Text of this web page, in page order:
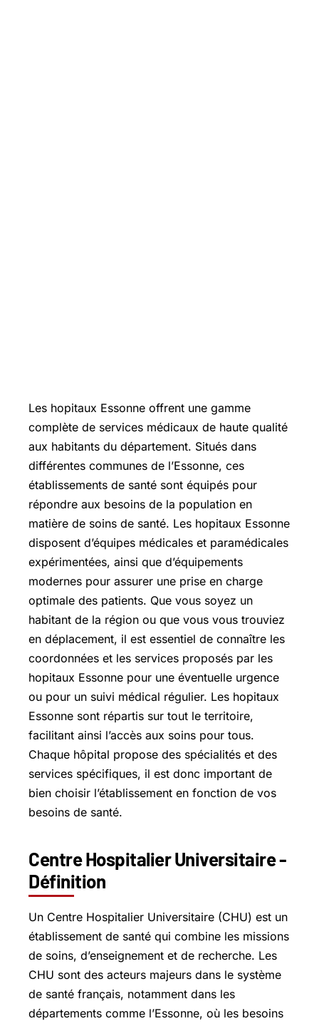
Les hopitaux Essonne offrent une gamme
complète de services médicaux de haute qualité
aux habitants du département. Situés dans
différentes communes de l’Essonne, ces
établissements de santé sont équipés pour
répondre aux besoins de la population en
matière de soins de santé. Les hopitaux Essonne
disposent d’équipes médicales et paramédicales
expérimentées, ainsi que d’équipements
modernes pour assurer une prise en charge
optimale des patients. Que vous soyez un
habitant de la région ou que vous vous trouviez
en déplacement, il est essentiel de connaître les
coordonnées et les services proposés par les
hopitaux Essonne pour une éventuelle urgence
ou pour un suivi médical régulier. Les hopitaux
Essonne sont répartis sur tout le territoire,
facilitant ainsi l’accès aux soins pour tous.
Chaque hôpital propose des spécialités et des
services spécifiques, il est donc important de
bien choisir l’établissement en fonction de vos
besoins de santé.
Centre Hospitalier Universitaire -
Définition
Un Centre Hospitalier Universitaire (CHU) est un
établissement de santé qui combine les missions
de soins, d’enseignement et de recherche. Les
CHU sont des acteurs majeurs dans le système
de santé français, notamment dans les
départements comme l’Essonne, où les besoins